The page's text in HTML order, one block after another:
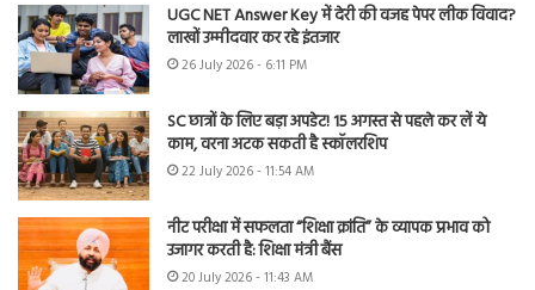
UGC NET Answer Key में देरी की वजह पेपर लीक विवाद?
लाखों उम्मीदवार कर रहे इंतजार
26 July 2026 - 6:11 PM
SC छात्रों के लिए बड़ा अपडेट! 15 अगस्त से पहले कर लें ये
काम, वरना अटक सकती है स्कॉलरशिप
22 July 2026 - 11:54 AM
नीट परीक्षा में सफलता “शिक्षा क्रांति” के व्यापक प्रभाव को
उजागर करती है: शिक्षा मंत्री बैंस
20 July 2026 - 11:43 AM